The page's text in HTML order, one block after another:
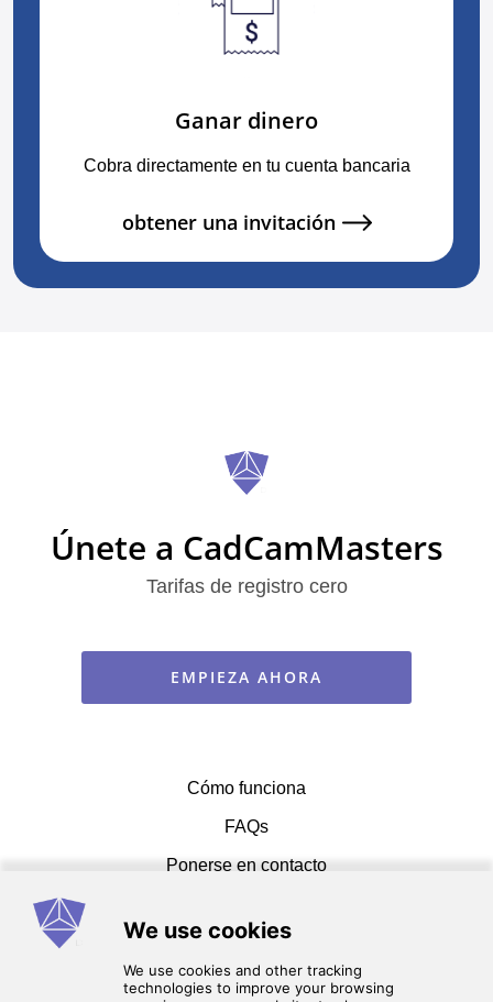
Ganar dinero
Cobra directamente en tu cuenta bancaria
obtener una invitación
Únete a CadCamMasters
Tarifas de registro cero
EMPIEZA AHORA
Cómo funciona
FAQs
Ponerse en contacto